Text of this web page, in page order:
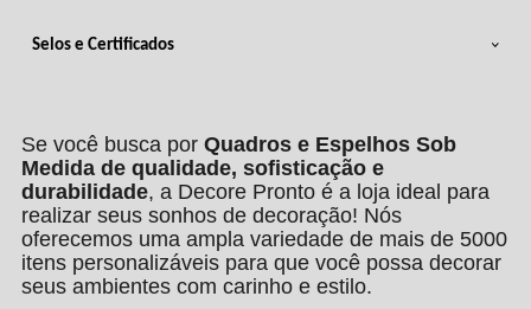
Selos e Certificados
Se você busca por Quadros e Espelhos Sob
Medida de qualidade, sofisticação e
durabilidade, a Decore Pronto é a loja ideal para
realizar seus sonhos de decoração! Nós
oferecemos uma ampla variedade de mais de 5000
itens personalizáveis para que você possa decorar
seus ambientes com carinho e estilo.